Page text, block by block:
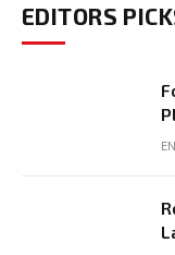
EDITORS